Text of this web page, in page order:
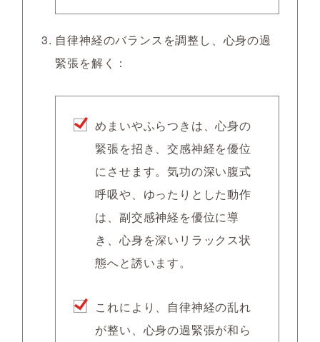
自律神経のバランスを調整し、心身の過
緊張を解く：
めまいやふらつきは、心身の
緊張を招き、交感神経を優位
にさせます。気功の深い腹式
呼吸や、ゆったりとした動作
は、副交感神経を優位に導
き、心身を深いリラックス状
態へと誘います。
これにより、自律神経の乱れ
が整い、心身の過緊張が和ら